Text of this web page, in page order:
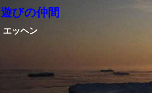
遊びの仲間
エッヘン